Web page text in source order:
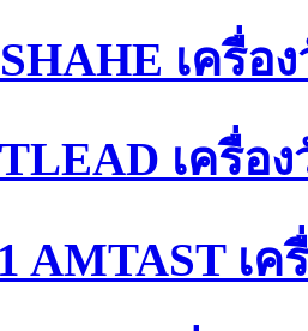
เครื่
เครื่อ
AMTAST เ